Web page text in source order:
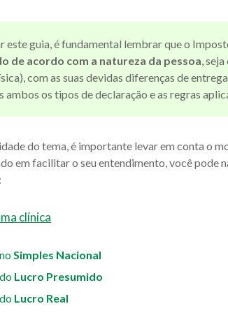
este guia, é fundamental lembrar que o
de acordo com a natureza da pessoa,
com as suas devidas diferenças de
ambos os tipos de declaração e as regras
do tema, é importante levar em conta o
em facilitar o seu entendimento, você pode
clínica
Simples Nacional
Lucro Presumido
Lucro Real